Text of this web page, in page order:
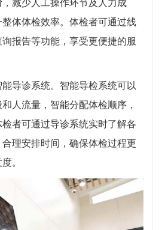
减少人工操作环节及人力成
体体检效率。体检者可通过线
询报告等功能，享受更便捷的服
诊系统。智能导检系统可以
人流量，智能分配体检顺序，
者可通过导诊系统实时了解各
理安排时间，确保体检过程更
。